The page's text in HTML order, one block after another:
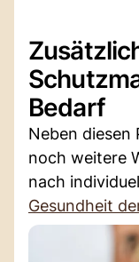
Bedarf
Neben diesen
noch weitere
nach
Gesundheit